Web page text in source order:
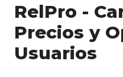
RelPro -
Precios y
Usuarios